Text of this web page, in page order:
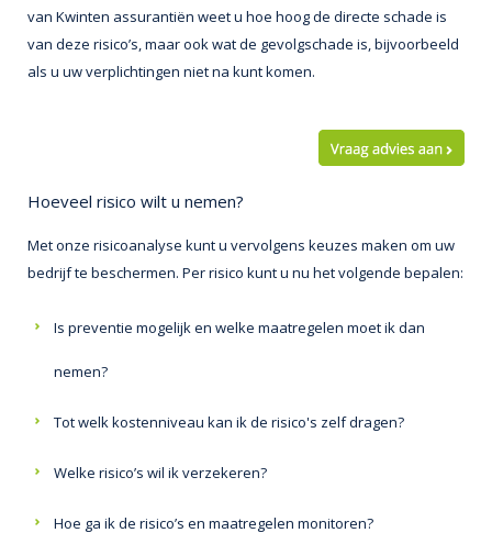
van Kwinten assurantiën weet u hoe hoog de directe schade is
van deze risico’s, maar ook wat de gevolgschade is, bijvoorbeeld
als u uw verplichtingen niet na kunt komen.
Hoeveel risico wilt u nemen?
Met onze risicoanalyse kunt u vervolgens keuzes maken om uw
bedrijf te beschermen. Per risico kunt u nu het volgende bepalen:
Is preventie mogelijk en welke maatregelen moet ik dan
nemen?
Tot welk kostenniveau kan ik de risico's zelf dragen?
Welke risico’s wil ik verzekeren?
Hoe ga ik de risico’s en maatregelen monitoren?